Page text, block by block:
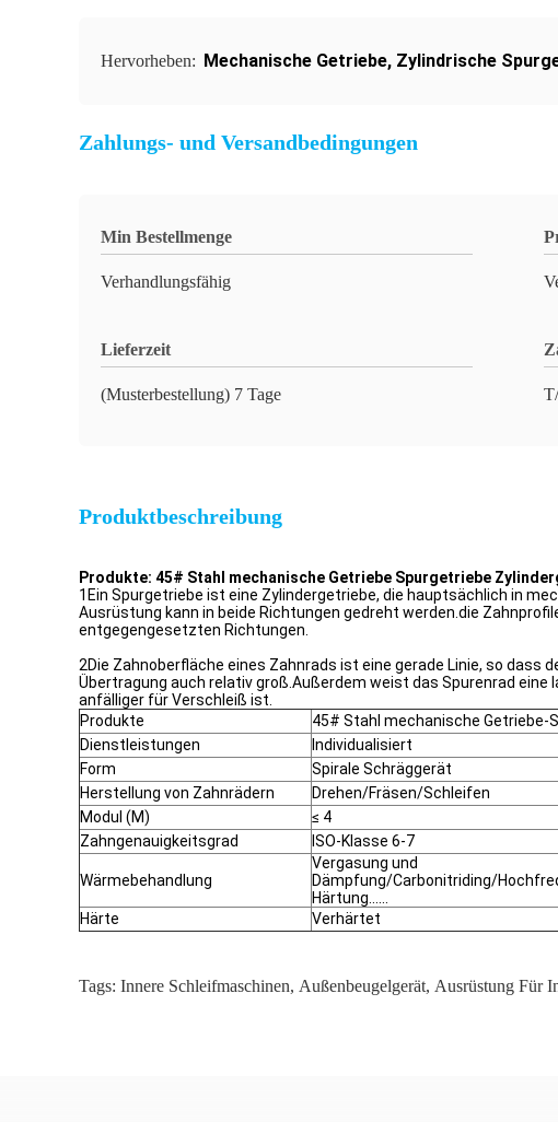
Hervorheben: Mechanische Getriebe, Zylindrische
Zahlungs- und Versandbedingungen
Min Bestellmenge
Verhandlungsfähig
Lieferzeit
(Musterbestellung) 7 Tage
Produktbeschreibung
Produkte: 45# Stahl mechanische Getriebe Spurgetriebe
1Ein Spurgetriebe ist eine Zylindergetriebe, die hauptsächlich in
Ausrüstung kann in beide Richtungen gedreht werden.die
entgegengesetzten Richtungen.
2Die Zahnoberfläche eines Zahnrads ist eine gerade Linie, so dass
Übertragung auch relativ groß.Außerdem weist das Spurenrad
anfälliger für Verschleiß ist.
Produkte
45# Stahl mechanische Getriebe-
Dienstleistungen
Individualisiert
Form
Spirale Schräggerät
Herstellung von Zahnrädern
Drehen/Fräsen/Schleifen
Modul (M)
≤ 4
Zahngenauigkeitsgrad
ISO-Klasse 6-7
Wärmebehandlung
Vergasung und
Dämpfung/Carbonitriding/
Härtung......
Härte
Verhärtet
Tags: Innere Schleifmaschinen, Außenbeugelgerät, Ausrüstung Für